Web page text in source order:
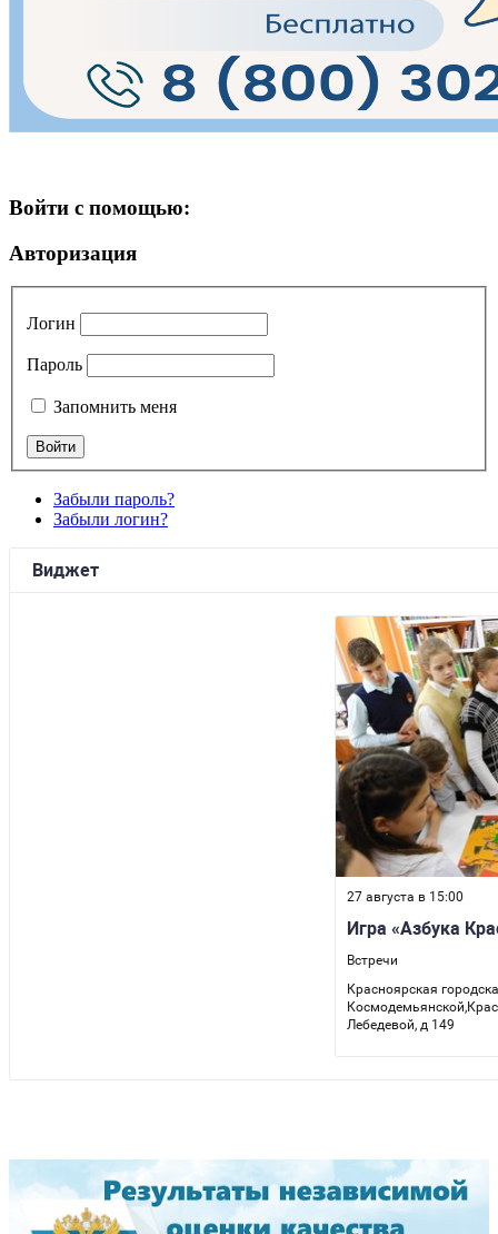
Войти с помощью:
Авторизация
Логин
Пароль
Запомнить меня
Забыли пароль?
Забыли логин?